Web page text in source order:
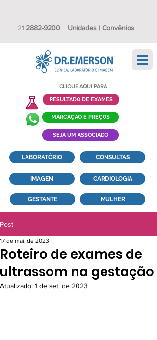
MARCAÇÃO E PREÇOS
RESULTADO DE EXAMES
21 2882-9200 | Unidades | Convênios
CLIQUE AQUI PARA
SEJA UM ASSOCIADO
LABORATÓRIO
IMAGEM
GESTANTE
CONSULTAS
CARDIOLOGIA
MULHER
Post
Roteiro de exames de
ultrassom na gestação
17 de mai. de 2023
Atualizado: 1 de set. de 2023